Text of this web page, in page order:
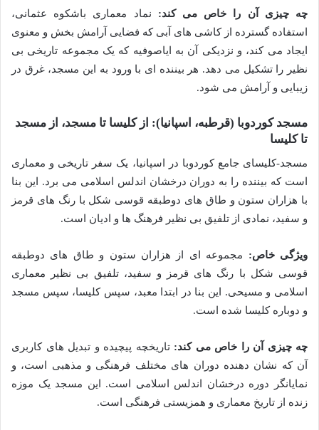
چه چیزی آن را خاص می کند: نماد معماری باشکوه عثمانی،
استفاده گسترده از کاشی های آبی که فضایی آرامش بخش و معنوی
ایجاد می کند، و نزدیکی آن به ایاصوفیه که یک مجموعه تاریخی بی
نظیر را تشکیل می دهد. هر بیننده ای با ورود به این مسجد، غرق در
زیبایی و آرامش می شود.
مسجد کوردوبا (قرطبه، اسپانیا): از کلیسا تا مسجد، از مسجد
تا کلیسا
مسجد-کلیسای جامع کوردوبا در اسپانیا، یک سفر تاریخی و معماری
است که بیننده را به دوران درخشان اندلس اسلامی می برد. این بنا
با هزاران ستون و طاق های دوطبقه قوسی شکل با رنگ های قرمز
و سفید، نمادی از تلفیق بی نظیر فرهنگ ها و ادیان است.
ویژگی خاص: مجموعه ای از هزاران ستون و طاق های دوطبقه
قوسی شکل با رنگ های قرمز و سفید، تلفیق بی نظیر معماری
اسلامی و مسیحی. این بنا در ابتدا معبد، سپس کلیسا، سپس مسجد
و دوباره کلیسا شده است.
چه چیزی آن را خاص می کند: تاریخچه پیچیده و تبدیل های کاربری
آن که نشان دهنده دوران های مختلف فرهنگی و مذهبی است، و
نمایانگر دوره درخشان اندلس اسلامی است. این مسجد یک موزه
زنده از تاریخ معماری و همزیستی فرهنگی است.